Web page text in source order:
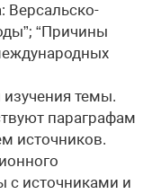
Версальско-
“Причины
темы.
параграфам
источников.
с источниками и